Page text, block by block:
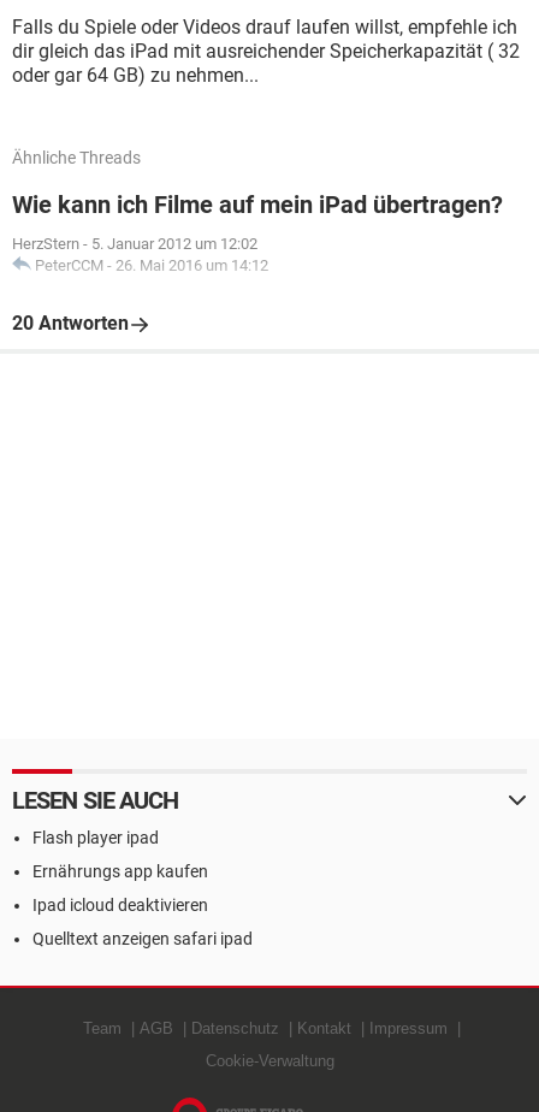
Falls du Spiele oder Videos drauf laufen willst, empfehle ich
dir gleich das iPad mit ausreichender Speicherkapazität ( 32
oder gar 64 GB) zu nehmen...
Ähnliche Threads
Wie kann ich Filme auf mein iPad übertragen?
HerzStern - 5. Januar 2012 um 12:02
PeterCCM - 26. Mai 2016 um 14:12
20 Antworten
LESEN SIE AUCH
Flash player ipad
Ernährungs app kaufen
Ipad icloud deaktivieren
Quelltext anzeigen safari ipad
Team AGB Datenschutz Kontakt
Impressum
Cookie-Verwaltung